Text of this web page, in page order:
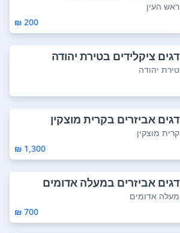
ראש העין
200 ₪
דגים ציקלידים בטירת יהודה
טירת יהודה
דגים אביזרים בקרית מוצקין
קרית מוצקין
1,300 ₪
דגים אביזרים במעלה אדומים
מעלה אדומים
700 ₪